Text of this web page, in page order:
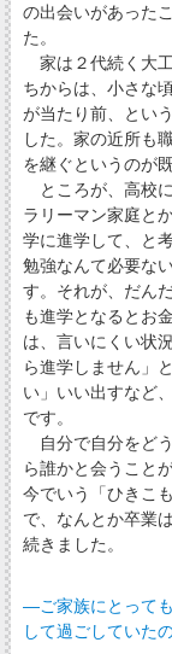
の出会いがあった
た。
家は２代続く大
ちからは、小さな
が当たり前、とい
した。家の近所も
を継ぐというのが
ところが、高校
ラリーマン家庭と
学に進学して、と
勉強なんて必要な
す。それが、だん
も進学となるとお
は、言いにくい状
ら進学しません」
い」いい出すなど
です。
自分で自分をど
ら誰かと会うこと
今でいう「ひきこ
で、なんとか卒業
続きました。
―ご家族にとって
して過ごしていた